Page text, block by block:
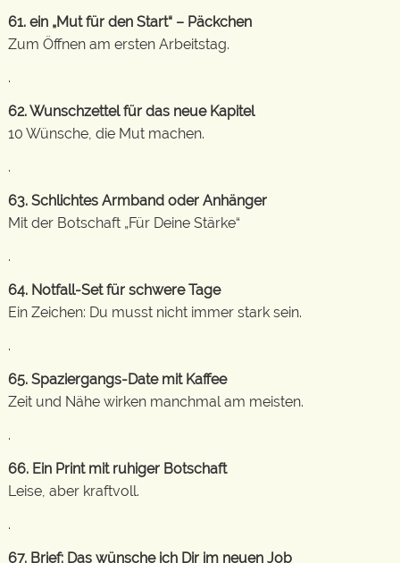
61. ein „Mut für den Start“ – Päckchen
Zum Öffnen am ersten Arbeitstag.
.
62. Wunschzettel für das neue Kapitel
10 Wünsche, die Mut machen.
.
63. Schlichtes Armband oder Anhänger
Mit der Botschaft „Für Deine Stärke“
.
64. Notfall-Set für schwere Tage
Ein Zeichen: Du musst nicht immer stark sein.
.
65. Spaziergangs-Date mit Kaffee
Zeit und Nähe wirken manchmal am meisten.
.
66. Ein Print mit ruhiger Botschaft
Leise, aber kraftvoll.
.
67. Brief: Das wünsche ich Dir im neuen Job